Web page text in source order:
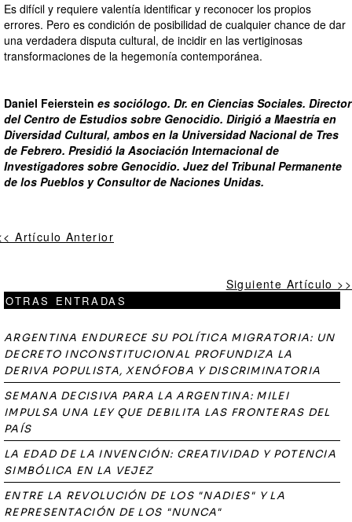
Es difícil y requiere valentía identificar y reconocer los propios
errores. Pero es condición de posibilidad de cualquier chance de dar
una verdadera disputa cultural, de incidir en las vertiginosas
transformaciones de la hegemonía contemporánea.
Daniel Feierstein es sociólogo. Dr. en Ciencias Sociales. Director
del Centro de Estudios sobre Genocidio. Dirigió a Maestría en
Diversidad Cultural, ambos en la Universidad Nacional de Tres
de Febrero. Presidió la Asociación Internacional de
Investigadores sobre Genocidio. Juez del Tribunal Permanente
de los Pueblos y Consultor de Naciones Unidas.
Artículo Anterior
Siguiente Artículo >>
OTRAS ENTRADAS
ARGENTINA ENDURECE SU POLÍTICA MIGRATORIA: UN
DECRETO INCONSTITUCIONAL PROFUNDIZA LA
DERIVA POPULISTA, XENÓFOBA Y DISCRIMINATORIA
SEMANA DECISIVA PARA LA ARGENTINA: MILEI
IMPULSA UNA LEY QUE DEBILITA LAS FRONTERAS DEL
PAÍS
LA EDAD DE LA INVENCIÓN: CREATIVIDAD Y POTENCIA
SIMBÓLICA EN LA VEJEZ
ENTRE LA REVOLUCIÓN DE LOS "NADIES" Y LA
REPRESENTACIÓN DE LOS "NUNCA"